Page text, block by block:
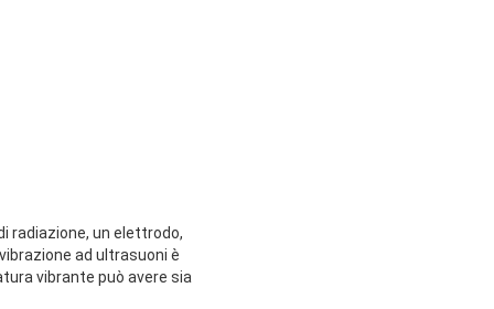
radiazione, un elettrodo,
ad ultrasuoni è
vibrante può avere sia